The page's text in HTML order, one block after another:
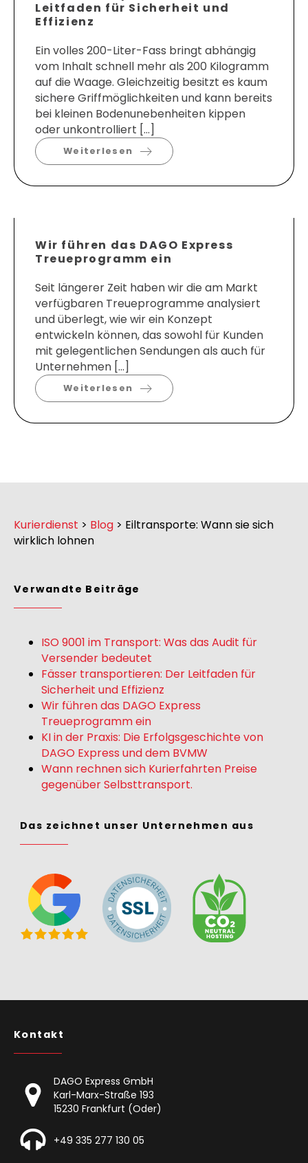
Leitfaden für Sicherheit und
Effizienz
Ein volles 200-Liter-Fass bringt abhängig
vom Inhalt schnell mehr als 200 Kilogramm
auf die Waage. Gleichzeitig besitzt es kaum
sichere Griffmöglichkeiten und kann bereits
bei kleinen Bodenunebenheiten kippen
oder unkontrolliert […]
Weiterlesen
Wir führen das DAGO Express
Treueprogramm ein
Seit längerer Zeit haben wir die am Markt
verfügbaren Treueprogramme analysiert
und überlegt, wie wir ein Konzept
entwickeln können, das sowohl für Kunden
mit gelegentlichen Sendungen als auch für
Unternehmen […]
Weiterlesen
Kurierdienst > Blog > Eiltransporte: Wann sie sich
wirklich lohnen
Verwandte Beiträge
ISO 9001 im Transport: Was das Audit für
Versender bedeutet
Fässer transportieren: Der Leitfaden für
Sicherheit und Effizienz
Wir führen das DAGO Express
Treueprogramm ein
KI in der Praxis: Die Erfolgsgeschichte von
DAGO Express und dem BVMW
Wann rechnen sich Kurierfahrten Preise
gegenüber Selbsttransport.
Das zeichnet unser Unternehmen aus
Kontakt
DAGO Express GmbH
Karl-Marx-Straße 193
15230 Frankfurt (Oder)
+49 335 277 130 05